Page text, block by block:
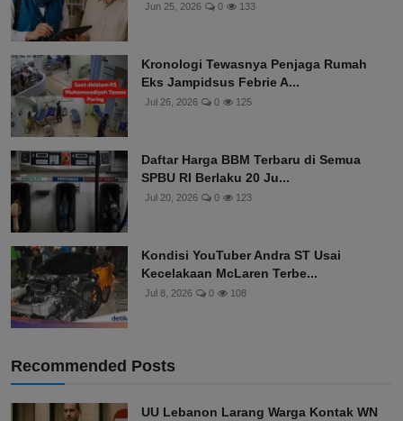
Jun 25, 2026 0 133
Kronologi Tewasnya Penjaga Rumah
Eks Jampidsus Febrie A...
Jul 26, 2026 0 125
Daftar Harga BBM Terbaru di Semua
SPBU RI Berlaku 20 Ju...
Jul 20, 2026 0 123
Kondisi YouTuber Andra ST Usai
Kecelakaan McLaren Terbe...
Jul 8, 2026 0 108
Recommended Posts
UU Lebanon Larang Warga Kontak WN